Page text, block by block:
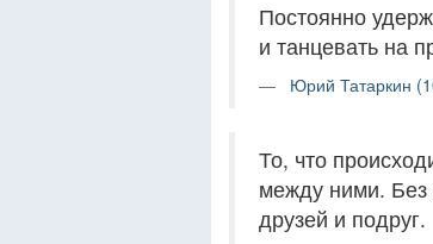
Постоянно
и танцевать на
Юрий Татаркин
То, что
между ними.
друзей и подруг.